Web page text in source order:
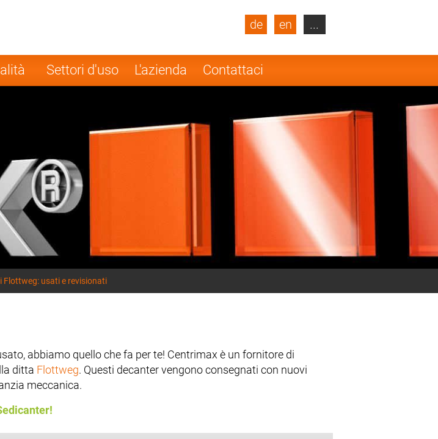
Settori d'uso L'azienda Contattaci
de en
Turkey
Norway
Netherlands
...
Flottweg: usati e revisionati
abbiamo quello che fa per te! Centrimax è un fornitore di
ditta Flottweg. Questi decanter vengono consegnati con nuovi
meccanica.